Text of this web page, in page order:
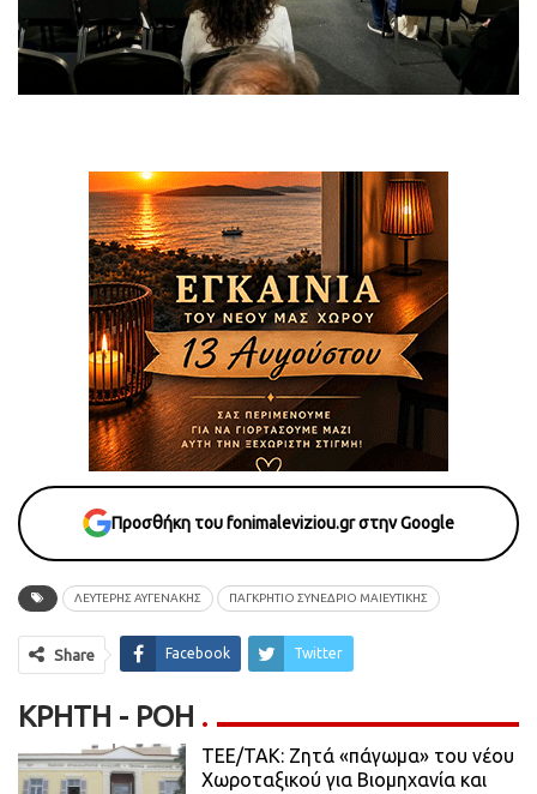
Προσθήκη του fonimaleviziou.gr στην Google
ΛΕΥΤΈΡΗΣ ΑΥΓΕΝΆΚΗΣ ΠΑΓΚΡΗΤΙΟ ΣΥΝΕΔΡΙΟ ΜΑΙΕΥΤΙΚΗΣ
Share Facebook Twitter
ΚΡΉΤΗ - ΡΟΗ
ΤΕΕ/ΤΑΚ: Ζητά «πάγωμα» του νέου
Χωροταξικού για Βιομηχανία και